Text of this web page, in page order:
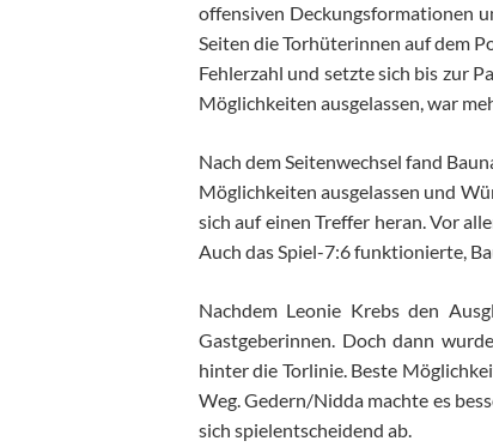
offensiven Deckungsformationen
Seiten die Torhüterinnen auf dem
Fehlerzahl und setzte sich bis zur
Möglichkeiten ausgelassen, war
Nach dem Seitenwechsel fand
Möglichkeiten ausgelassen und
sich auf einen Treffer heran. Vor
Auch das Spiel-7:6 funktionierte,
Nachdem Leonie Krebs den
Gastgeberinnen. Doch dann
hinter die Torlinie. Beste
Weg. Gedern/Nidda machte es
sich spielentscheidend ab.